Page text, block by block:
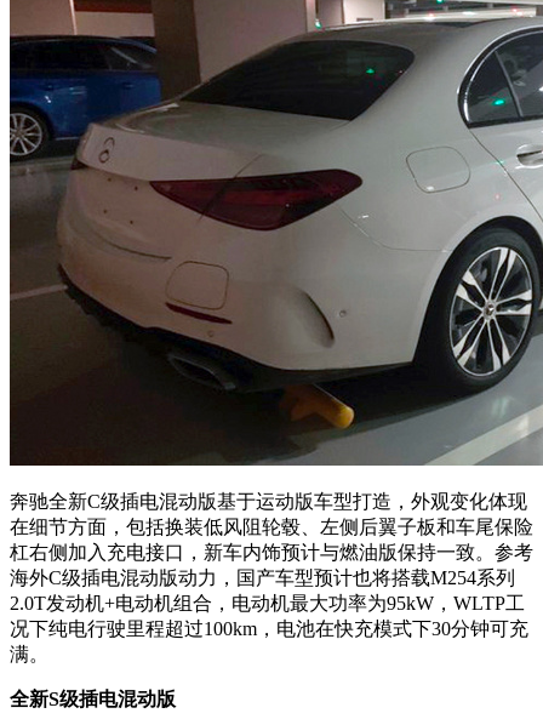
奔驰全新C级插电混动版基于运动版车型打造，外观变化体现
在细节方面，包括换装低风阻轮毂、左侧后翼子板和车尾保险
杠右侧加入充电接口，新车内饰预计与燃油版保持一致。参考
海外C级插电混动版动力 ，国产车型预计也将搭载M254系列
2.0T发动机+电动机组合，电动机最大功率为95kW，WLTP工
况下纯电行驶里程超过100km，电池在快充模式下30分钟可充
满。
全新S级插电混动版